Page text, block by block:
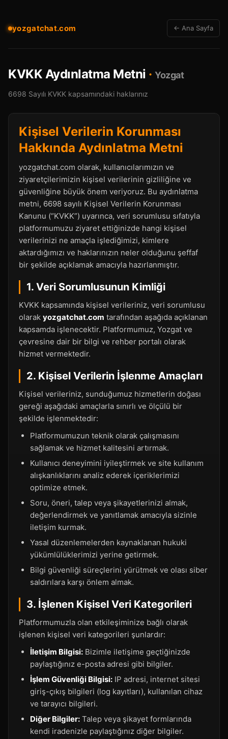
yozgatchat.com ← Ana Sayfa
KVKK Aydınlatma Metni · Yozgat
6698 Sayılı KVKK kapsamındaki haklarınız
Kişisel Verilerin Korunması
Hakkında Aydınlatma Metni
yozgatchat.com olarak, kullanıcılarımızın ve
ziyaretçilerimizin kişisel verilerinin gizliliğine ve
güvenliğine büyük önem veriyoruz. Bu aydınlatma
metni, 6698 sayılı Kişisel Verilerin Korunması
Kanunu (“KVKK”) uyarınca, veri sorumlusu sıfatıyla
platformumuzu ziyaret ettiğinizde hangi kişisel
verilerinizi ne amaçla işlediğimizi, kimlere
aktardığımızı ve haklarınızın neler olduğunu şeffaf
bir şekilde açıklamak amacıyla hazırlanmıştır.
1. Veri Sorumlusunun Kimliği
KVKK kapsamında kişisel verileriniz, veri sorumlusu
olarak yozgatchat.com tarafından aşağıda açıklanan
kapsamda işlenecektir. Platformumuz, Yozgat ve
çevresine dair bir bilgi ve rehber portalı olarak
hizmet vermektedir.
2. Kişisel Verilerin İşlenme Amaçları
Kişisel verileriniz, sunduğumuz hizmetlerin doğası
gereği aşağıdaki amaçlarla sınırlı ve ölçülü bir
şekilde işlenmektedir:
Platformumuzun teknik olarak çalışmasını
sağlamak ve hizmet kalitesini artırmak.
Kullanıcı deneyimini iyileştirmek ve site kullanım
alışkanlıklarını analiz ederek içeriklerimizi
optimize etmek.
Soru, öneri, talep veya şikayetlerinizi almak,
değerlendirmek ve yanıtlamak amacıyla sizinle
iletişim kurmak.
Yasal düzenlemelerden kaynaklanan hukuki
yükümlülüklerimizi yerine getirmek.
Bilgi güvenliği süreçlerini yürütmek ve olası siber
saldırılara karşı önlem almak.
3. İşlenen Kişisel Veri Kategorileri
Platformumuzla olan etkileşiminize bağlı olarak
işlenen kişisel veri kategorileri şunlardır:
İletişim Bilgisi: Bizimle iletişime geçtiğinizde
paylaştığınız e-posta adresi gibi bilgiler.
İşlem Güvenliği Bilgisi: IP adresi, internet sitesi
giriş-çıkış bilgileri (log kayıtları), kullanılan cihaz
ve tarayıcı bilgileri.
Diğer Bilgiler: Talep veya şikayet formlarında
kendi iradenizle paylaştığınız diğer bilgiler.